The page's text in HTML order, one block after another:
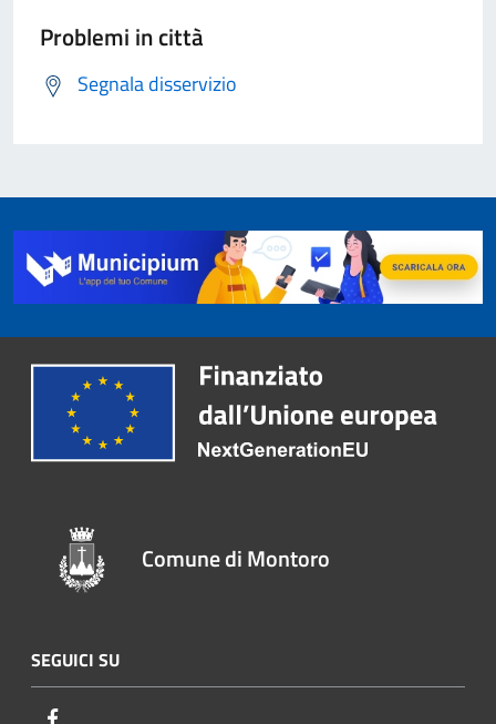
Problemi in città
Segnala disservizio
Comune di Montoro
SEGUICI SU